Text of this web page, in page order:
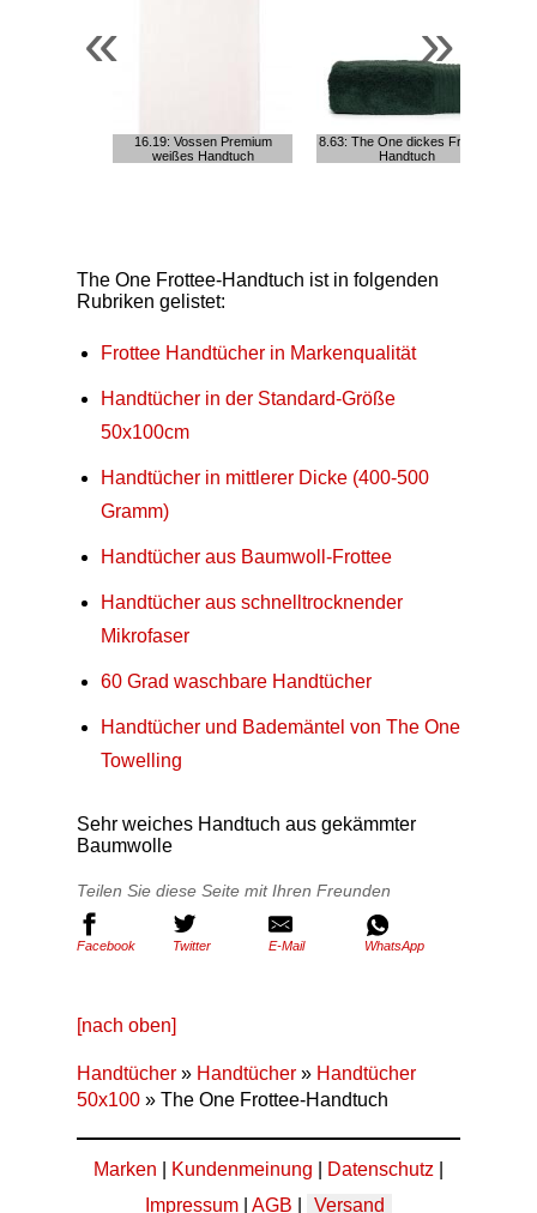
«
16.19: Vossen Premium
weißes Handtuch
8.63: The One dickes Frottee-
Handtuch
»
The One Frottee-Handtuch ist in folgenden
Rubriken gelistet:
Frottee Handtücher in Markenqualität
Handtücher in der Standard-Größe
50x100cm
Handtücher in mittlerer Dicke (400-500
Gramm)
Handtücher aus Baumwoll-Frottee
Handtücher aus schnelltrocknender
Mikrofaser
60 Grad waschbare Handtücher
Handtücher und Bademäntel von The One
Towelling
Sehr weiches Handtuch aus gekämmter
Baumwolle
Teilen Sie diese Seite mit Ihren Freunden
Facebook Twitter E-Mail WhatsApp
[nach oben]
Handtücher » Handtücher » Handtücher
50x100 » The One Frottee-Handtuch
Marken Kundenmeinung Datenschutz
Impressum
AGB Versand